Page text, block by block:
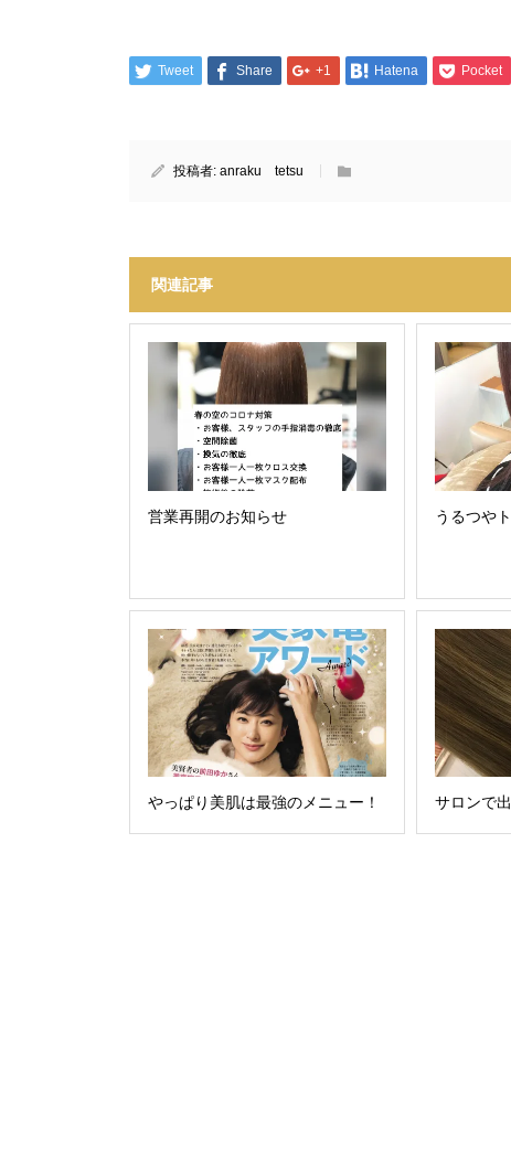
Tweet Share +1 Hatena Pocket
投稿者: anraku tetsu
関連記事
営業再開のお知らせ うるつや
やっぱり美肌は最強のメニュー！ サロンで